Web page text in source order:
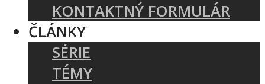
KONTAKTNÝ FORMULÁR
ČLÁNKY
SÉRIE
TÉMY